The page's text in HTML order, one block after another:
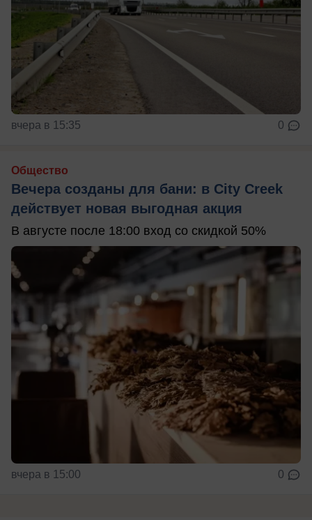
вчера в 15:35 0
Общество
Вечера созданы для бани: в City Creek
действует новая выгодная акция
В августе после 18:00 вход со скидкой 50%
вчера в 15:00 0